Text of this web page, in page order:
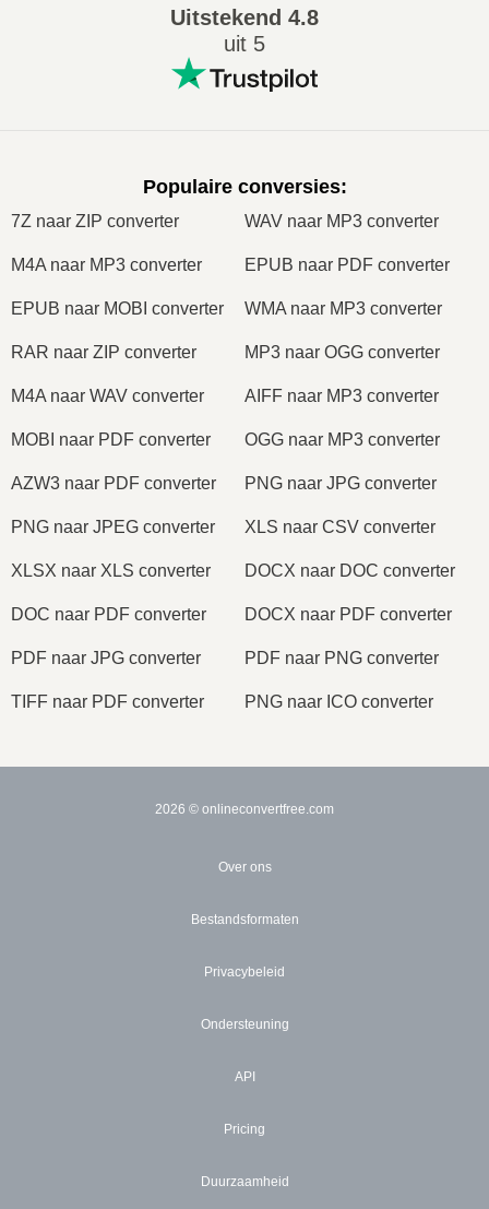
Uitstekend 4.8
uit 5
Populaire conversies:
7Z naar ZIP converter WAV naar MP3 converter
M4A naar MP3 converter EPUB naar PDF converter
EPUB naar MOBI converter WMA naar MP3 converter
RAR naar ZIP converter MP3 naar OGG converter
M4A naar WAV converter AIFF naar MP3 converter
MOBI naar PDF converter OGG naar MP3 converter
AZW3 naar PDF converter PNG naar JPG converter
PNG naar JPEG converter XLS naar CSV converter
XLSX naar XLS converter DOCX naar DOC converter
DOC naar PDF converter DOCX naar PDF converter
PDF naar JPG converter PDF naar PNG converter
TIFF naar PDF converter PNG naar ICO converter
2026 © onlineconvertfree.com
Over ons
Bestandsformaten
Privacybeleid
Ondersteuning
API
Pricing
Duurzaamheid